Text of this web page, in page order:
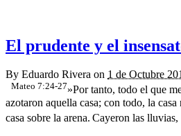
El prudente y el
By Eduardo Rivera on 1 de Octubre
Mateo 7:24-27»Por tanto, todo el que
azotaron aquella casa; con todo, la
casa sobre la arena. Cayeron las lluvias,